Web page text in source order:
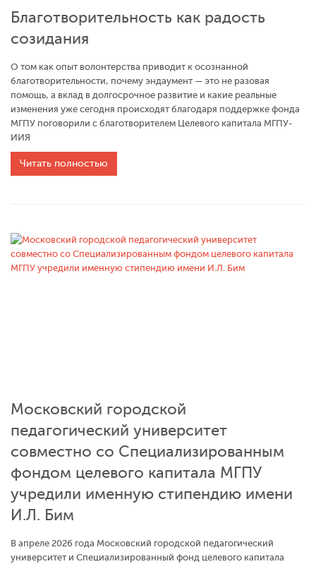
Благотворительность как радость
созидания
О том как опыт волонтерства приводит к осознанной
благотворительности, почему эндаумент — это не разовая
помощь, а вклад в долгосрочное развитие и какие реальные
изменения уже сегодня происходят благодаря поддержке фонда
МГПУ поговорили с благотворителем Целевого капитала МГПУ-
ИИЯ
Читать полностью
Московский городской
педагогический университет
совместно со Специализированным
фондом целевого капитала МГПУ
учредили именную стипендию имени
И.Л. Бим
В апреле 2026 года Московский городской педагогический
университет и Специализированный фонд целевого капитала